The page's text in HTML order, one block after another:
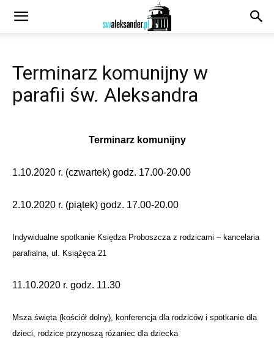
Terminarz komunijny w
parafii św. Aleksandra
Terminarz komunijny
1.10.2020 r. (czwartek) godz. 17.00-20.00
2.10.2020 r. (piątek) godz. 17.00-20.00
Indywidualne spotkanie Księdza Proboszcza z rodzicami – kancelaria
parafialna, ul. Książęca 21
11.10.2020 r. godz. 11.30
Msza święta (kościół dolny), konferencja dla rodziców i spotkanie dla
dzieci, rodzice przynoszą różaniec dla dziecka